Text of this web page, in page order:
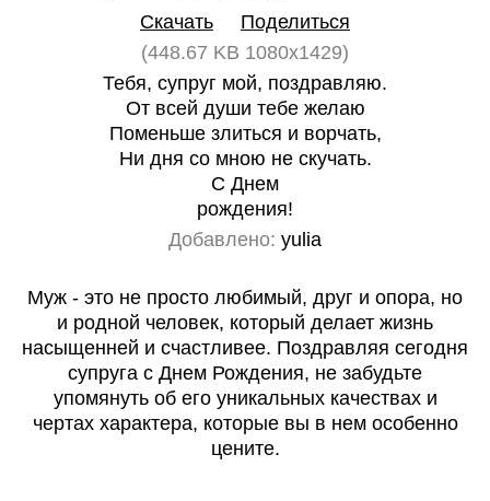
Скачать
Поделиться
(448.67 KB 1080x1429)
Тебя, супруг мой, поздравляю.
От всей души тебе желаю
Поменьше злиться и ворчать,
Ни дня со мною не скучать.
С Днем
рождения!
Добавлено: yulia
Муж - это не просто любимый, друг и опора, но
и родной человек, который делает жизнь
насыщенней и счастливее. Поздравляя сегодня
супруга с Днем Рождения, не забудьте
упомянуть об его уникальных качествах и
чертах характера, которые вы в нем особенно
цените.